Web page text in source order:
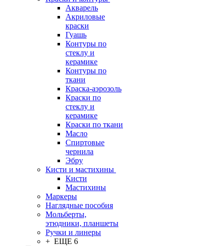
Акварель
Акриловые
краски
Гуашь
Контуры по
стеклу и
керамике
Контуры по
ткани
Краска-аэрозоль
Краски по
стеклу и
керамике
Краски по ткани
Масло
Спиртовые
чернила
Эбру
Кисти и мастихины
Кисти
Мастихины
Маркеры
Наглядные пособия
Мольберты,
этюдники, планшеты
Ручки и линеры
+ ЕЩЕ 6